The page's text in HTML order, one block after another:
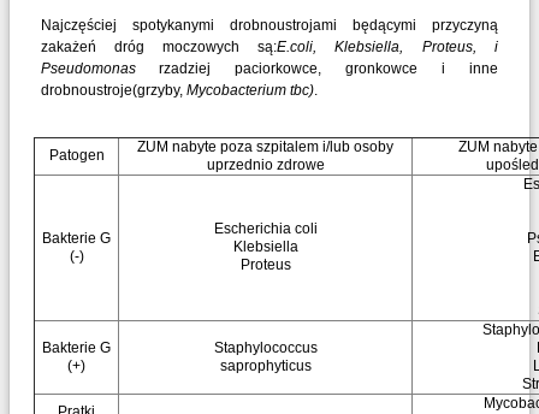
Najczęściej spotykanymi drobnoustrojami będącymi przyczyną
zakażeń dróg moczowych są:E.coli, Klebsiella, Proteus, i
Pseudomonas rzadziej paciorkowce, gronkowce i inne
drobnoustroje(grzyby, Mycobacterium tbc).
Patogen
ZUM nabyte poza szpitalem i/lub osoby
uprzednio zdrowe
ZUM
Bakterie G
(-)
Escherichia coli
Klebsiella
Proteus
Bakterie G
(+)
Staphylococcus
saprophyticus